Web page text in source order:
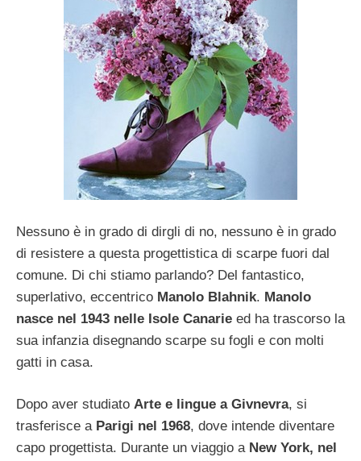
Nessuno è in grado di dirgli di no, nessuno è in grado
di resistere a questa progettistica di scarpe fuori dal
comune. Di chi stiamo parlando? Del fantastico,
superlativo, eccentrico Manolo Blahnik. Manolo
nasce nel 1943 nelle Isole Canarie ed ha trascorso la
sua infanzia disegnando scarpe su fogli e con molti
gatti in casa.
Dopo aver studiato Arte e lingue a Givnevra, si
trasferisce a Parigi nel 1968, dove intende diventare
capo progettista. Durante un viaggio a New York, nel